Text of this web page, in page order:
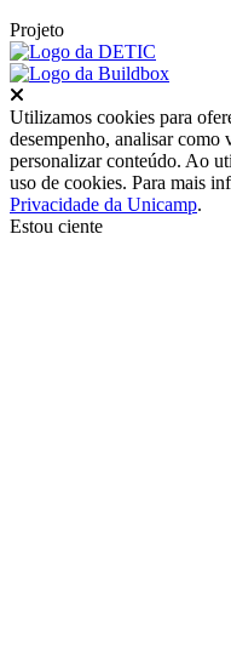
Projeto
Utilizamos cookies para
desempenho, analisar como
personalizar conteúdo. Ao
uso de cookies. Para mais
Privacidade da Unicamp.
Estou ciente